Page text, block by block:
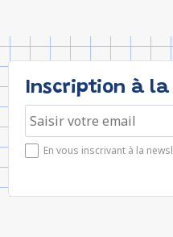
Inscription à
En vous inscrivant à la